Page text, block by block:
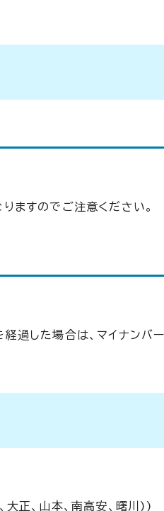
ますのでご注意ください。
した場合は、マイナンバ
正、山本、南高安、曙川))